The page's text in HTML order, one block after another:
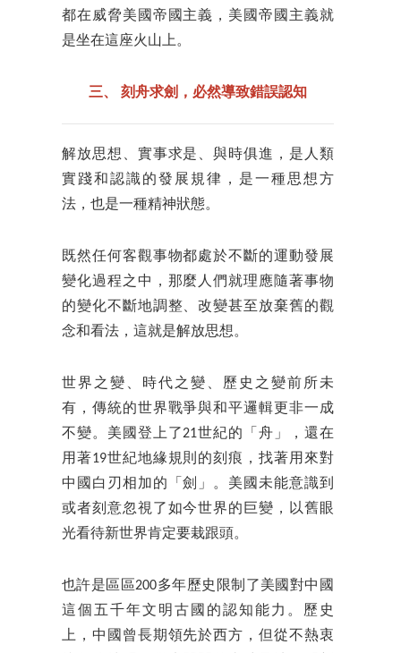
都在威脅美國帝國主義，美國帝國主義就
是坐在這座火山上。
三、 刻舟求劍，必然導致錯誤認知
解放思想、實事求是、與時俱進，是人類
實踐和認識的發展規律，是一種思想方
法，也是一種精神狀態。
既然任何客觀事物都處於不斷的運動發展
變化過程之中，那麼人們就理應隨著事物
的變化不斷地調整、改變甚至放棄舊的觀
念和看法，這就是解放思想。
世界之變、時代之變、歷史之變前所未
有，傳統的世界戰爭與和平邏輯更非一成
不變。美國登上了21世紀的「舟」，還在
用著19世紀地緣規則的刻痕，找著用來對
中國白刃相加的「劍」。美國未能意識到
或者刻意忽視了如今世界的巨變，以舊眼
光看待新世界肯定要栽跟頭。
也許是區區200多年歷史限制了美國對中國
這個五千年文明古國的認知能力。歷史
上，中國曾長期領先於西方，但從不熱衷